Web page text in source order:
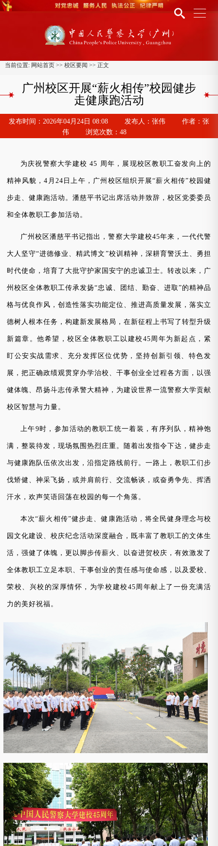
当前位置: 网站首页 >> 校区要闻 >> 正文
广州校区开展“薪火相传”校园健步
走健康跑活动
发布时间： 2026年04月24日 08:08 发布人： 张伟 作者： 张
伟
浏览次数： 48
为庆祝警察大学建校 45 周年，展现校区教职工奋发向 上的
精神风貌，4月24日上午，广州校区组织开展“薪火相传”校园健
步走、健康跑活动。潘慈平书记出席活动并致辞，校区党委委员
和全体教职工参加活动。
广州校区潘慈平书记指出，警察大学建校45年来，一代代警
大人坚守“进德修业、精武博文”校训精神，深耕育警沃土、勇担
时代使命，培育了大批守护家国安宁的忠诚卫士。转改以来，广
州校区全体教职工传承发扬“忠诚、团结、勤奋、进取”的精神品
格与优良作风，创造性落实功能定位、推进高质量发展，落实立
德树人根本任务，构建新发展格局，在新征程上书写了转型升级
新篇章。他希望，校区全体教职工以建校45周年为新起点，紧
盯公安实战需求、充分发挥区位优势，坚持创新引领、特色发
展，把正确政绩观贯穿办学治校、干事创业全过程各方面，以强
健体魄、昂扬斗志传承警大精神，为建设世界一流警察大学贡献
校区智慧与力量。
上午9时，参加活动的教职工统一着装，有序列队，精神饱
满，整装待发，现场氛围热烈庄重。随着出发指令下达，健步走
与健康跑队伍依次出发，沿指定路线前行。一路上，教职工们步
伐矫健、神采飞扬，或并肩前行、交流畅谈，或奋勇争先、挥洒
汗水，欢声笑语回荡在校园的每一个角落。
本次“薪火相传”健步走、健康跑活动，将全民健身理念与校
园文化建设、校庆纪念活动深度融合，既丰富了教职工的文体生
活，强健了体魄，更以脚步传薪火、以奋进贺校庆，有效激发了
全体教职工立足本职、干事创业的责任感与使命感，以及爱校、
荣校、兴校的深厚情怀，为学校建校45周年献上了一份充满活
力的美好祝福。